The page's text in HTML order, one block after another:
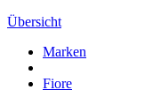
Übersicht
Marken
Fiore